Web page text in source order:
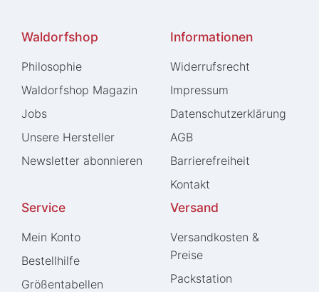
Waldorfshop
Philosophie
Waldorfshop Magazin
Jobs
Unsere Hersteller
Newsletter abonnieren
Informationen
Widerrufs­recht
Impressum
Daten­schutz­erklärung
AGB
Barrierefreiheit
Kontakt
Service
Mein Konto
Bestellhilfe
Größentabellen
Versand
Versandkosten &
Preise
Packstation